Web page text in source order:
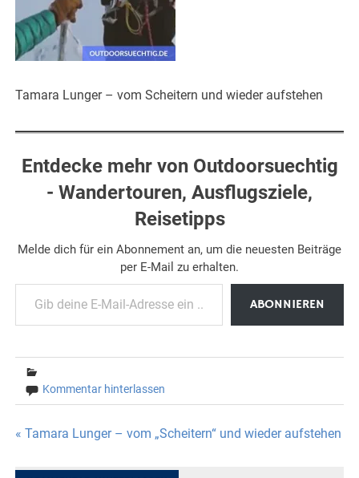
Tamara Lunger – vom Scheitern und wieder aufstehen
Entdecke mehr von Outdoorsuechtig
- Wandertouren, Ausflugsziele,
Reisetipps
Melde dich für ein Abonnement an, um die neuesten Beiträge
per E-Mail zu erhalten.
Gib deine E-Mail-Adresse ein ...
ABONNIEREN
Kommentar hinterlassen
Beitragsnavigation
« Tamara Lunger – vom „Scheitern“ und wieder aufstehen